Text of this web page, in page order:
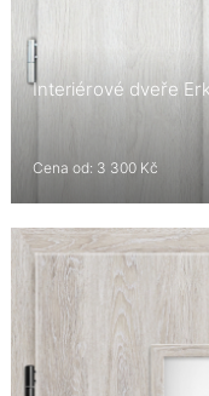
Interiérové dveře
Cena od: 3 300 Kč